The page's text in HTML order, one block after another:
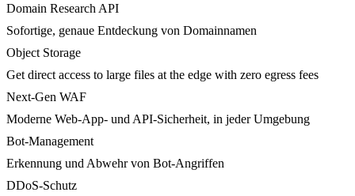
Domain Research API
Sofortige, genaue Entdeckung von Domainnamen
Object Storage
Get direct access to large files at the edge with zero egress fees
Next-Gen WAF
Moderne Web-App- und API-Sicherheit, in jeder Umgebung
Bot-Management
Erkennung und Abwehr von Bot-Angriffen
DDoS-Schutz